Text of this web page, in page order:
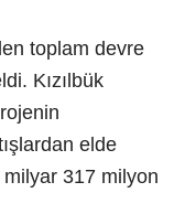
toplam devre
Kızılbük
elde
317 milyon